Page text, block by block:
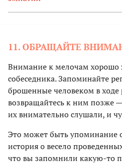
11. ОБРАЩАЙТЕ
Внимание к мелочам хорошо
собеседника. Запоминайте
брошенные человеком в ходе
возвращайтесь к ним позже
их внимательно слушали, и
Это может быть упоминание
история о весело
что вы запомнили какую-то